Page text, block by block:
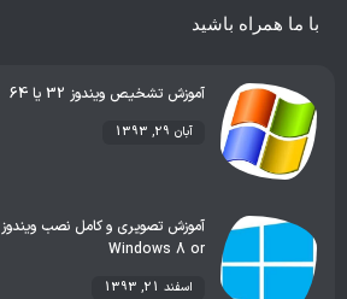
با ما همراه باشید
آموزش تشخيص ويندوز 32 يا 64
آبان 29, 1393
Windows 8 or
اسفند 21, 1393